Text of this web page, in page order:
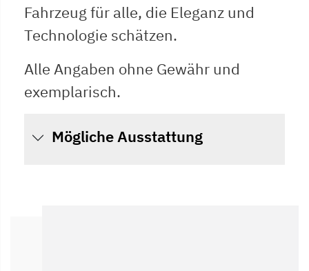
Fahrzeug für alle, die Eleganz und
Technologie schätzen.
Alle Angaben ohne Gewähr und
exemplarisch.
Mögliche Ausstattung